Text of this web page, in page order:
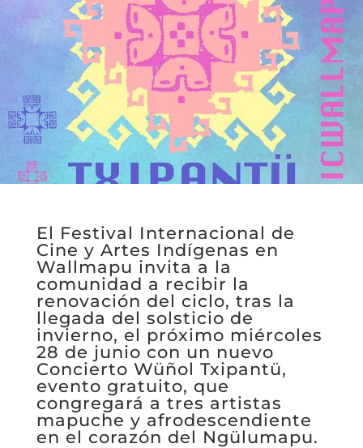
El Festival Internacional de
Cine y Artes Indígenas en
Wallmapu invita a la
comunidad a recibir la
renovación del ciclo, tras la
llegada del solsticio de
invierno, el próximo miércoles
28 de junio con un nuevo
Concierto Wüñol Txipantü,
evento gratuito, que
congregará a tres artistas
mapuche y afrodescendiente
en el corazón del Ngülumapu.